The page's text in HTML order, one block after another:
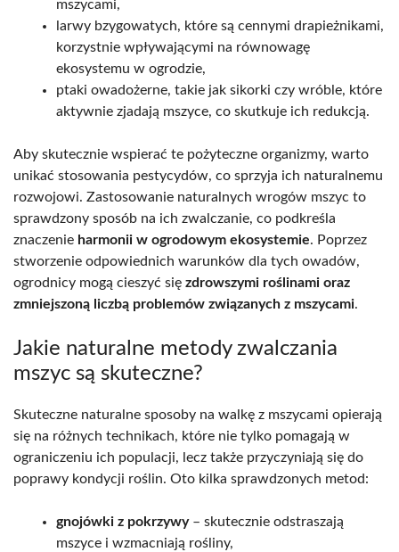
mszycami,
larwy bzygowatych, które są cennymi drapieżnikami,
korzystnie wpływającymi na równowagę
ekosystemu w ogrodzie,
ptaki owadożerne, takie jak sikorki czy wróble, które
aktywnie zjadają mszyce, co skutkuje ich redukcją.
Aby skutecznie wspierać te pożyteczne organizmy, warto
unikać stosowania pestycydów, co sprzyja ich naturalnemu
rozwojowi. Zastosowanie naturalnych wrogów mszyc to
sprawdzony sposób na ich zwalczanie, co podkreśla
znaczenie harmonii w ogrodowym ekosystemie. Poprzez
stworzenie odpowiednich warunków dla tych owadów,
ogrodnicy mogą cieszyć się zdrowszymi roślinami oraz
zmniejszoną liczbą problemów związanych z mszycami.
Jakie naturalne metody zwalczania
mszyc są skuteczne?
Skuteczne naturalne sposoby na walkę z mszycami opierają
się na różnych technikach, które nie tylko pomagają w
ograniczeniu ich populacji, lecz także przyczyniają się do
poprawy kondycji roślin. Oto kilka sprawdzonych metod:
gnojówki z pokrzywy– skutecznie odstraszają
mszyce i wzmacniają rośliny,